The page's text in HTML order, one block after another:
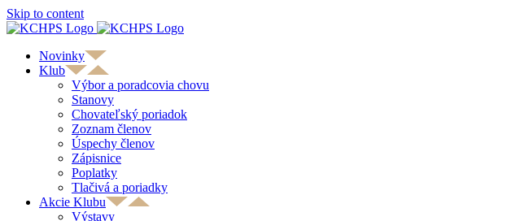
Skip to content
Novinky
Klub
Výbor a poradcovia chovu
Stanovy
Chovateľský poriadok
Zoznam členov
Úspechy členov
Zápisnice
Poplatky
Tlačivá a poriadky
Akcie Klubu
Výstavy